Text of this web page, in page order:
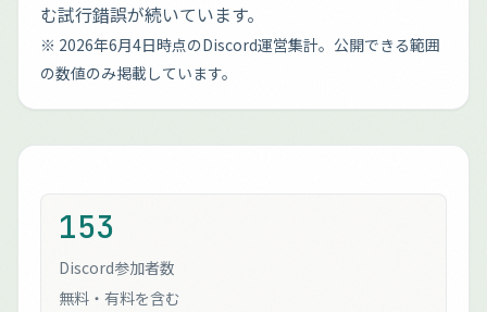
む試行錯誤が続いています。
※ 2026年6月4日時点のDiscord運営集計。公開できる範囲
の数値のみ掲載しています。
153
Discord参加者数
無料・有料を含む